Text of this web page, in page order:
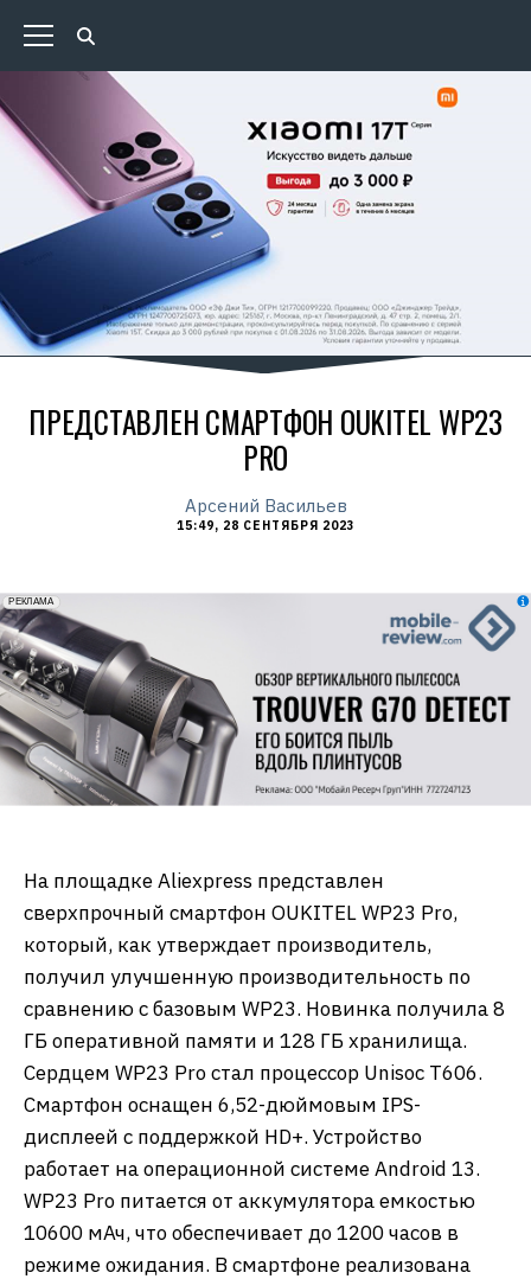
ПРЕДСТАВЛЕН СМАРТФОН OUKITEL WP23
PRO
Арсений Васильев
15:49, 28 СЕНТЯБРЯ 2023
erid: 2VfnxxmNzs5
РЕКЛАМА
На площадке Aliexpress представлен
сверхпрочный смартфон OUKITEL WP23 Pro,
который, как утверждает производитель,
получил улучшенную производительность по
сравнению с базовым WP23. Новинка получила 8
ГБ оперативной памяти и 128 ГБ хранилища.
Сердцем WP23 Pro стал процессор Unisoc T606.
Смартфон оснащен 6,52-дюймовым IPS-
дисплеей с поддержкой HD+. Устройство
работает на операционной системе Android 13.
WP23 Pro питается от аккумулятора емкостью
10600 мАч, что обеспечивает до 1200 часов в
режиме ожидания. В смартфоне реализована